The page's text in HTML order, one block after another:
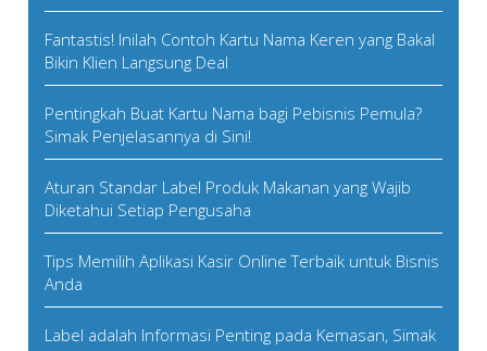
Fantastis! Inilah Contoh Kartu Nama Keren yang Bakal
Bikin Klien Langsung Deal
Pentingkah Buat Kartu Nama bagi Pebisnis Pemula?
Simak Penjelasannya di Sini!
Aturan Standar Label Produk Makanan yang Wajib
Diketahui Setiap Pengusaha
Tips Memilih Aplikasi Kasir Online Terbaik untuk Bisnis
Anda
Label adalah Informasi Penting pada Kemasan, Simak